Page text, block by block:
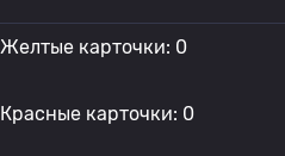
Желтые карточки: 0
Красные карточки: 0